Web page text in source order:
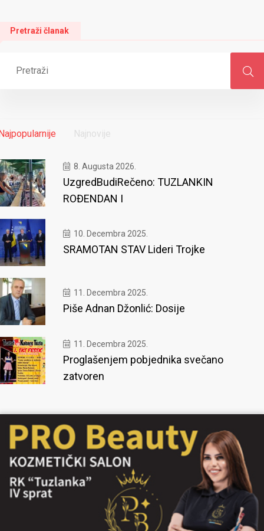
Pretraži članak
Najnovije
8. Augusta 2026.
UzgredBudiRečeno: TUZLANKIN
ROĐENDAN I
10. Decembra 2025.
SRAMOTAN STAV Lideri Trojke
11. Decembra 2025.
Piše Adnan Džonlić: Dosije
11. Decembra 2025.
Proglašenjem pobjednika svečano
zatvoren